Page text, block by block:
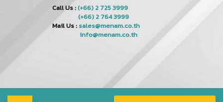
Call Us :(+66) 2 725 3999
(+66) 2 764 3999
Mail Us : sales@menam.co.th
info@menam.co.th